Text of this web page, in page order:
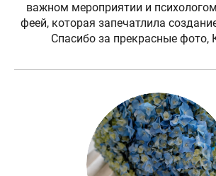
важном мероприятии и
феей, которая запечатлила
Спасибо за прекрасные фото,